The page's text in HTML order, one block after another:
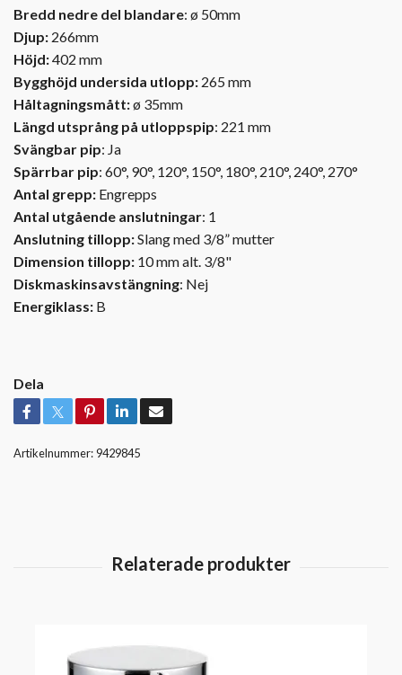
Bredd nedre del blandare: ø 50mm
Djup: 266mm
Höjd:402 mm
Bygghöjd undersida utlopp: 265 mm
Håltagningsmått:ø 35mm
Längd utsprång på utloppspip: 221 mm
Svängbar pip: Ja
Spärrbar pip: 60°, 90°, 120°, 150°, 180°, 210°, 240°, 270°
Antal grepp: Engrepps
Antal utgående anslutningar: 1
Anslutning tillopp:Slang med 3/8” mutter
Dimension tillopp: 10 mm alt. 3/8"
Diskmaskinsavstängning: Nej
Energiklass: B
Dela
Artikelnummer:9429845